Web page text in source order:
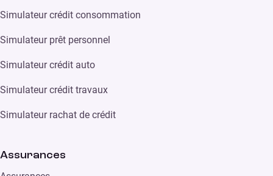
Simulateur crédit consommation
Simulateur prêt personnel
Simulateur crédit auto
Simulateur crédit travaux
Simulateur rachat de crédit
Assurances